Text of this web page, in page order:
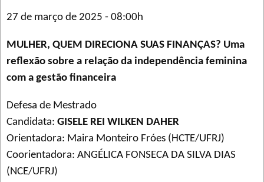
27 de março de 2025 - 08:00h
MULHER, QUEM DIRECIONA SUAS FINANÇAS? Uma
reflexão sobre a relação da independência feminina
com a gestão financeira
Defesa de Mestrado
Candidata: GISELE REI WILKEN DAHER
Orientadora: Maira Monteiro Fróes (HCTE/UFRJ)
Coorientadora: ANGÉLICA FONSECA DA SILVA DIAS
(NCE/UFRJ)